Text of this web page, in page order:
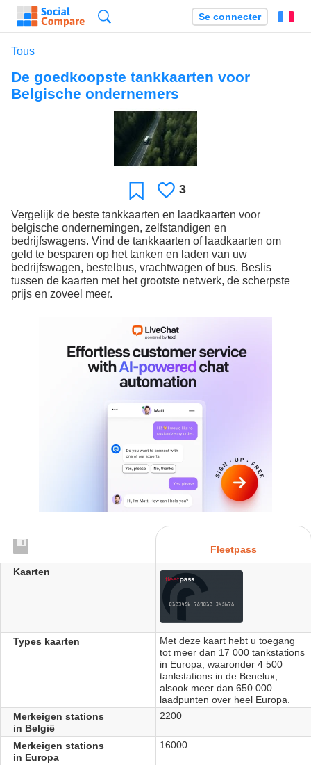
Se connecter
Tous
De goedkoopste tankkaarten voor
Belgische ondernemers
Favori J'aime
3
Vergelijk de beste tankkaarten en laadkaarten voor
belgische ondernemingen, zelfstandigen en
bedrijfswagens. Vind de tankkaarten of laadkaarten om
geld te besparen op het tanken en laden van uw
bedrijfswagen, bestelbus, vrachtwagen of bus. Beslis
tussen de kaarten met het grootste netwerk, de scherpste
prijs en zoveel meer.
Fleetpass
Kaarten
Types kaarten
Met deze kaart hebt u toegang
tot meer dan 17 000 tankstations
in Europa, waaronder 4 500
tankstations in de Benelux,
alsook meer dan 650 000
laadpunten over heel Europa.
Merkeigen stations
in België
2200
Merkeigen stations
in Europa
16000